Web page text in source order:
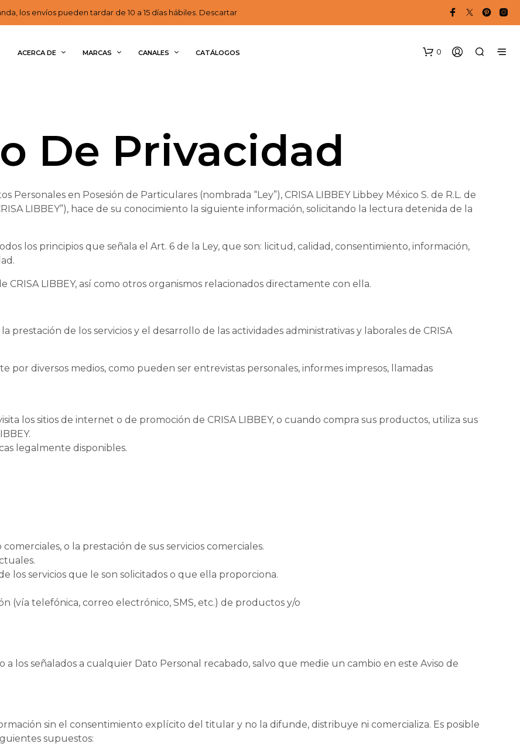
los envíos pueden tardar de 10 a 15 días hábiles. Descartar
ACERCA DE MARCAS CANALES CATÁLOGOS 0
N
O
H
P
R
De Privacidad
Personales en Posesión de Particulares (nombrada “Ley”), CRISA LIBBEY Libbey México S. de R.L. de
LIBBEY”), hace de su conocimiento la siguiente información, solicitando la lectura detenida de la
los principios que señala el Art. 6 de la Ley, que son: licitud, calidad, consentimiento, información,
CRISA LIBBEY, así como otros organismos relacionados directamente con ella.
prestación de los servicios y el desarrollo de las actividades administrativas y laborales de CRISA
por diversos medios, como pueden ser entrevistas personales, informes impresos, llamadas
los sitios de internet o de promoción de CRISA LIBBEY, o cuando compra sus productos, utiliza sus
legalmente disponibles.
o la prestación de sus servicios comerciales.
los servicios que le son solicitados o que ella proporciona.
(vía telefónica, correo electrónico, SMS, etc.) de productos y/o
a los señalados a cualquier Dato Personal recabado, salvo que medie un cambio en este Aviso de
sin el consentimiento explícito del titular y no la difunde, distribuye ni comercializa. Es posible
supuestos: